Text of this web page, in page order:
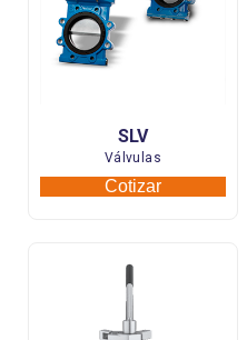
Válvulas
SLV
Cotizar